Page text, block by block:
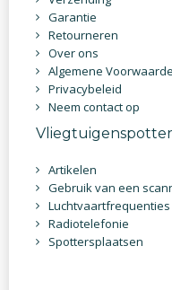
Garantie
Retourneren
Over ons
Algemene
Privacybeleid
Neem contact op
Artikelen
Gebruik van een
Luchtvaartfrequenties
Radiotelefonie
Spottersplaatsen